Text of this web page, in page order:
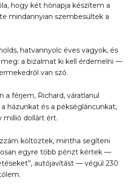
hogy két hónapja készítem a
mindannyian szembesültek a
hatvannyolc éves vagyok, és
a bizalmat ki kell érdemelni —
van szó.
a férjem, Richard, váratlanul
házunkat és a pékségláncunkat,
millió dollárt ért.
költöztek, mintha segíteni
egyre több pénzt kértek —
autójavítást — végül 230